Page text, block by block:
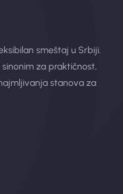
smeštaj u Srbiji.
za praktičnost,
stanova za